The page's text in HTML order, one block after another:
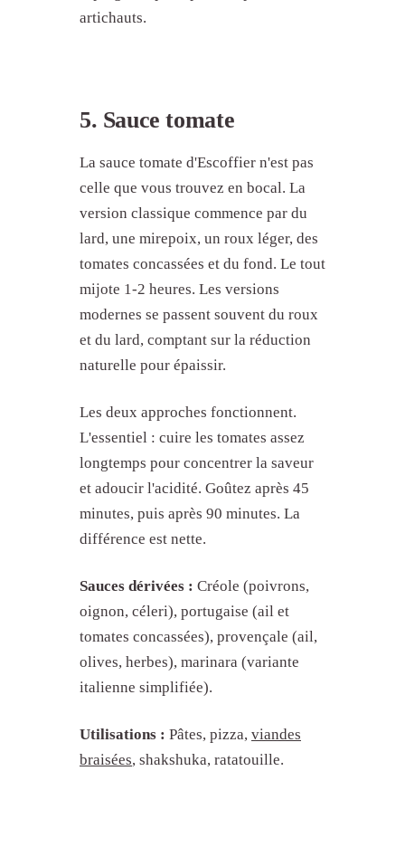
Comment les sauces mères sont-
Par quelle sauce mère commencer
artichauts.
5. Sauce tomate
La sauce tomate d'Escoffier n'est pas
celle que vous trouvez en bocal. La
version classique commence par du
lard, une mirepoix, un roux léger, des
tomates concassées et du fond. Le tout
mijote 1-2 heures. Les versions
modernes se passent souvent du roux
et du lard, comptant sur la réduction
naturelle pour épaissir.
Les deux approches fonctionnent.
L'essentiel : cuire les tomates assez
longtemps pour concentrer la saveur
et adoucir l'acidité. Goûtez après 45
minutes, puis après 90 minutes. La
différence est nette.
Sauces dérivées : Créole (poivrons,
oignon, céleri), portugaise (ail et
tomates concassées), provençale (ail,
olives, herbes), marinara (variante
italienne simplifiée).
Utilisations : Pâtes, pizza, viandes
braisées, shakshuka, ratatouille.